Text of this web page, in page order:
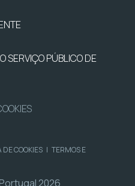
SERVIÇO PÚBLICO DE
DE COOKIES | TERMOS E
2026